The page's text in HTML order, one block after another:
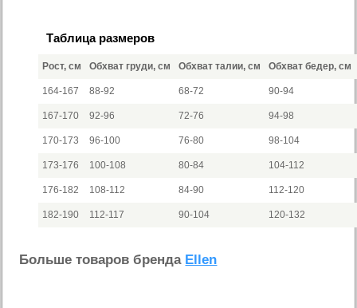
Таблица размеров
Рост, см Обхват груди, см Обхват талии, см Обхват бедер, см
164-167 88-92 68-72 90-94
167-170 92-96 72-76 94-98
170-173 96-100 76-80 98-104
173-176 100-108 80-84 104-112
176-182 108-112 84-90 112-120
182-190 112-117 90-104 120-132
Больше товаров бренда Ellen